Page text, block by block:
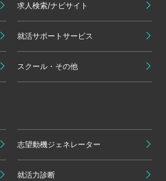
求人検索/ナビサイト
就活サポートサービス
スクール・その他
志望動機ジェネレーター
就活力診断